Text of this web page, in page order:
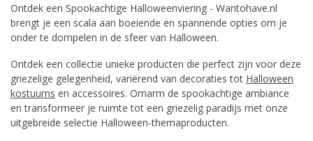
Ontdek een Spookachtige Halloweenviering - Wantohave.nl
brengt je een scala aan boeiende en spannende opties om je
onder te dompelen in de sfeer van Halloween.
Ontdek een collectie unieke producten die perfect zijn voor deze
griezelige gelegenheid, variërend van decoraties tot Halloween
kostuums en accessoires. Omarm de spookachtige ambiance
en transformeer je ruimte tot een griezelig paradijs met onze
uitgebreide selectie Halloween-themaproducten.